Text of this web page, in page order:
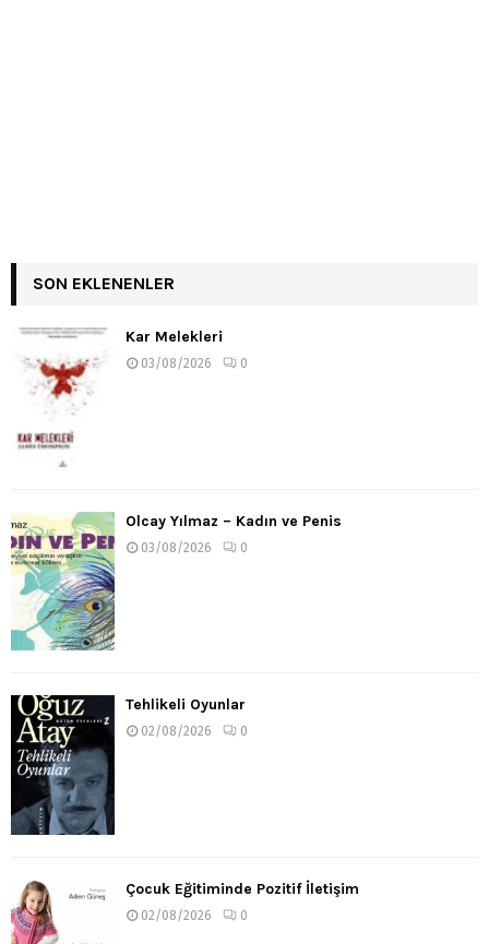
SON EKLENENLER
Kar Melekleri
03/08/2026 0
Olcay Yılmaz – Kadın ve Penis
03/08/2026 0
Tehlikeli Oyunlar
02/08/2026 0
Çocuk Eğitiminde Pozitif İletişim
02/08/2026 0